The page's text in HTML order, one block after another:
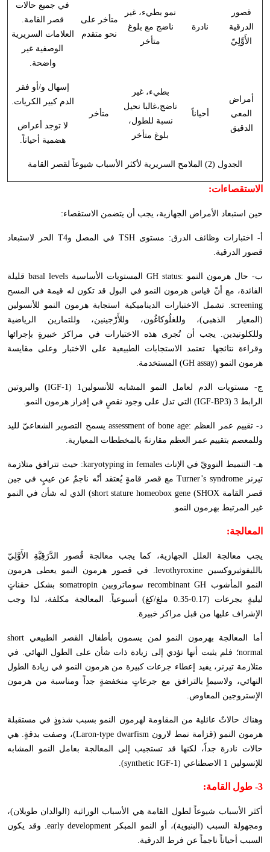
قصور
الدرقية
الأَوَّلِيّ
نادرة
نمو بطيء، غير
ناضج مع بلوغ
متأخر
متأخر على
نحو متقدم
في جميع حالات
قصر القامة.
العلامات السريرية
الوصفية غير
واضحة.
أمراض
المعي
الدقيق
أحياناً
بطيء، غير
ناضج،غالبا نحيل
نسبة للطول،
بلوغ متأخر
متأخر
إسهال و/أو فقر
الدم كبير الكريات.
لا توجد أعراض
هضمية أحياناً.
الجدول (2) الملامح السريرية لأكثر الأسباب شيوعاً لقصر القامة
الاستقصاءات:
حين استبعاد الأمراض الجهازية، يجب أن يتضمن الاستقصاء:
أ- اختبارات وظائف الدرق: مستوى TSHفي المصل وT4 الحر لاستبعاد
قصور الدرقية.
ب- حال هرمون النمو :GH status المستويات الأساسية basal levels قليلة
الفائدة، مع أنّ قياس هرمون النمو في البول قد تكون له قيمة في المسح
screening. تشمل الاختبارات الديناميكية استجابة هرمون النمو للأنسولين
(المعيار الذهبي)، وللغلُوكاغُون، وللأَرْجينين، وللتمارين الرياضية
وللكلونيدين. يجب أن تُجرى هذه الاختبارات في مراكز خبيرةٍ بإجرائها
وقراءة نتائجها. تعتمد الاستجابات الطبيعية على الاختبار وعلى مقايسة
هرمون النمو (GH assay) المستخدمة.
ج- مستويات الدم لعامل النمو المشابه للأنسولين1 ( IGF-1) والبروتين
الرابط 3 (
IGF-BP3) التي تدل على وجود نقصٍ في إفراز هرمون النمو.
د- تقييم عمر العظم :assessment of bone age يسمح التصوير الشعاعيّ لليد
وللمعصم بتقييم عمر العظم مقارنةً بالمخططات المعيارية.
هـ- التنميط النوويّ في الإناثkaryotyping in females: حيث تترافق متلازمة
تيرنرTurner’s syndromeمع قصر قامةٍ يُعتقد أنّه ناجمٌ عن عيبٍ في جين
قصر القامة short stature homeobox gene (SHOX) الذي له شأن في النمو
غير المرتبط بهرمون النمو.
المعالجة:
يجب معالجة العلل الجهازية، كما يجب معالجة قُصور الدَّرَقِيَّةِ الأَوَّلِيّ
بالليفوثيروكسينlevothyroxine. في قصور هرمون النمو يعطى هرمون
النمو المأشوب recombinant GHسوماتروبينsomatropin بشكل حقناتٍ
ليليةٍ بجرعات (0.17-0.35 ملغ/كغ) أسبوعياً. المعالجة مكلفة، لذا وجب
الإشراف عليها من قبل مراكز خبيرة.
أما المعالجة بهرمون النمو لمن يسمون بأطفال القصر الطبيعي short
normal؛ فلم يثبت أنها تؤدي إلى زيادة ذات شأن على الطول النهائي. في
متلازمة تيرنر، يفيد إعطاء جرعات كبيرة من هرمون النمو في زيادة الطول
النهائي، ولاسيماٍ بالترافق مع جرعاتٍ منخفضةٍ جداً ومناسبة من هرمون
الإستروجين المعاوض.
وهناك حالاتٌ عائلية من المقاومة لهرمون النمو بسبب شذوذٍ في مستقبلة
هرمون النمو (قزامة نمط لارون Laron-type dwarfism)، وصفت بدقةٍ. هي
حالات نادرة جداً، لكنها قد تستجيب إلى المعالجة بعامل النمو المشابه
للإنسولين 1 الاصطناعي (
synthetic IGF-1
).
3- طول القامة:
أكثر الأسباب شيوعاً لطول القامة هي الأسباب الوراثية (الوالدان طويلان)،
ومجهولة السبب (البنيوية)، أو النمو المبكر early development. وقد يكون
السبب أحياناً ناجماً عن فرط الدرقية.